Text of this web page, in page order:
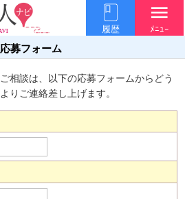
履歴
menu
ﾒﾆｭｰ
応募フォーム
相談は、以下の応募フォームからどう
りご連絡差し上げます。